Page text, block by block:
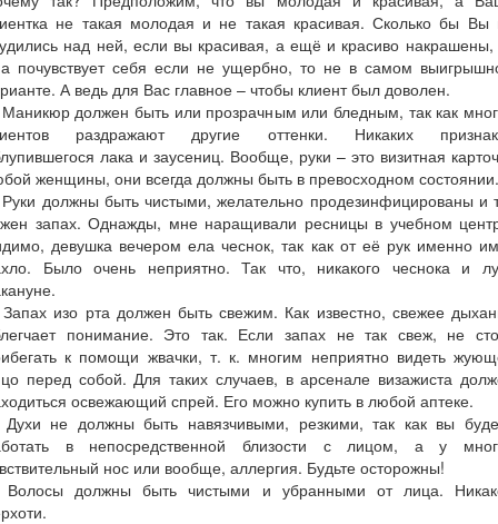
не такая молодая и не такая красивая. Сколько бы Вы
над ней, если вы красивая, а ещё и красиво накрашены,
почувствует себя если не ущербно, то не в самом
А ведь для Вас главное – чтобы клиент был доволен.
должен быть или прозрачным или бледным, так как
раздражают другие оттенки. Никаких
лака и заусениц. Вообще, руки – это визитная
женщины, они всегда должны быть в превосходном состоянии.
должны быть чистыми, желательно продезинфицированы и
запах. Однажды, мне наращивали ресницы в учебном
девушка вечером ела чеснок, так как от её рук именно
Было очень неприятно. Так что, никакого чеснока и
изо рта должен быть свежим. Как известно, свежее
понимание. Это так. Если запах не так свеж, не
к помощи жвачки, т. к. многим неприятно видеть
перед собой. Для таких случаев, в арсенале визажиста
освежающий спрей. Его можно купить в любой аптеке.
не должны быть навязчивыми, резкими, так как вы
в непосредственной близости с лицом, а у
нос или вообще, аллергия. Будьте осторожны!
должны быть чистыми и убранными от лица.